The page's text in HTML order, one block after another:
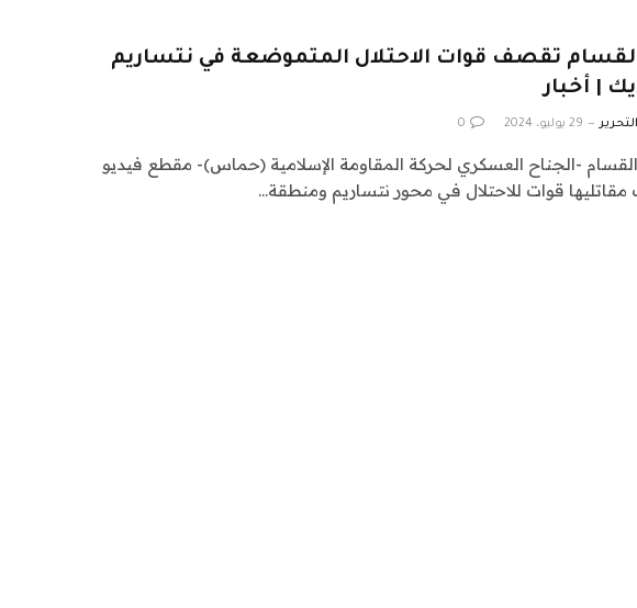
تقصف قوات الاحتلال المتموضعة في نتساريم
| أخبار
29 يوليو، 2024 0
-الجناح العسكري لحركة المقاومة الإسلامية (حماس)- مقطع فيديو
قوات للاحتلال في محور نتساريم ومنطقة…